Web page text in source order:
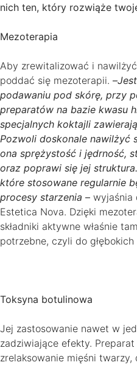
nich ten, który rozwiąże
Mezoterapia
Aby zrewitalizować i
poddać się mezoterapii. –
podawaniu pod skórę, przy
preparatów na bazie kwasu
specjalnych koktajli
Pozwoli doskonale nawilżyć
ona sprężystość i jędrność,
oraz poprawi się jej struktura.
które stosowane regularnie
procesy starzenia – wyjaśnia
Estetica Nova. Dzięki
składniki aktywne właśnie
potrzebne, czyli do
Toksyna botulinowa
Jej zastosowanie nawet w
zadziwiające efekty.
zrelaksowanie mięśni